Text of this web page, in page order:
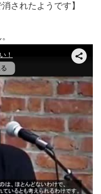
されたようです】